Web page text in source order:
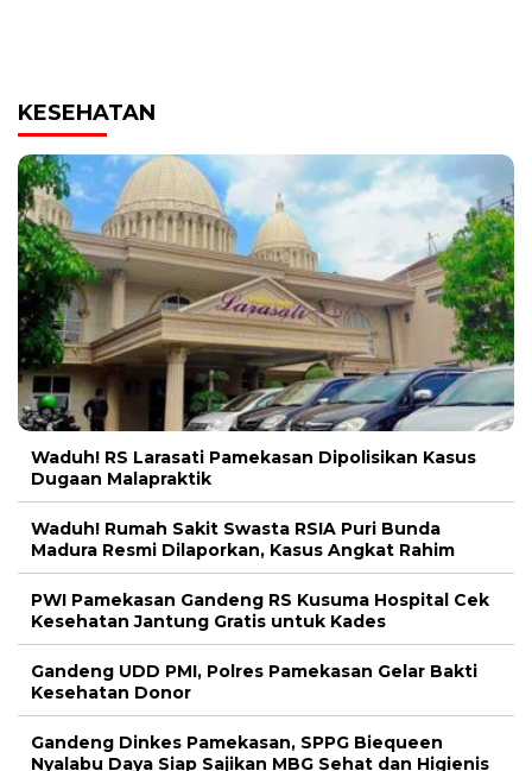
KESEHATAN
Waduh! RS Larasati Pamekasan Dipolisikan Kasus
Dugaan Malapraktik
Waduh! Rumah Sakit Swasta RSIA Puri Bunda
Madura Resmi Dilaporkan, Kasus Angkat Rahim
PWI Pamekasan Gandeng RS Kusuma Hospital Cek
Kesehatan Jantung Gratis untuk Kades
Gandeng UDD PMI, Polres Pamekasan Gelar Bakti
Kesehatan Donor
Gandeng Dinkes Pamekasan, SPPG Biequeen
Nyalabu Daya Siap Sajikan MBG Sehat dan Higienis